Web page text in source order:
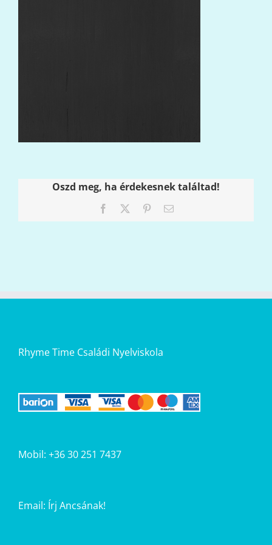
Oszd meg, ha érdekesnek találtad!
Facebook PinterestEmail:
Rhyme Time Családi Nyelviskola
Mobil: +36 30 251 7437
Email: Írj Ancsának!